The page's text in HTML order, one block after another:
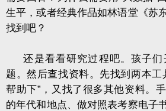
生平，或者经典作品如林语堂《苏
找到吧？
还是看看研究过程吧。孩子
题。然后查找资料。先找到两本工
帮助下”，又找了很多其他资料。
的年代和地点、做对照表考察电子